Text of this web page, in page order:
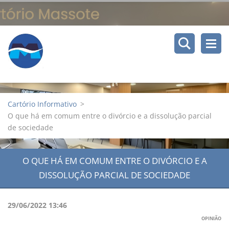
Cartório Informativo >
O que há em comum entre o divórcio e a dissolução parcial
de sociedade
O QUE HÁ EM COMUM ENTRE O DIVÓRCIO E A
DISSOLUÇÃO PARCIAL DE SOCIEDADE
29/06/2022 13:46
OPINIÃO